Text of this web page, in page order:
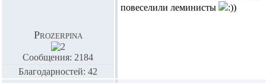
Prozerpina
Сообщения: 2184
Благодарностей: 42
повеселили леминисты